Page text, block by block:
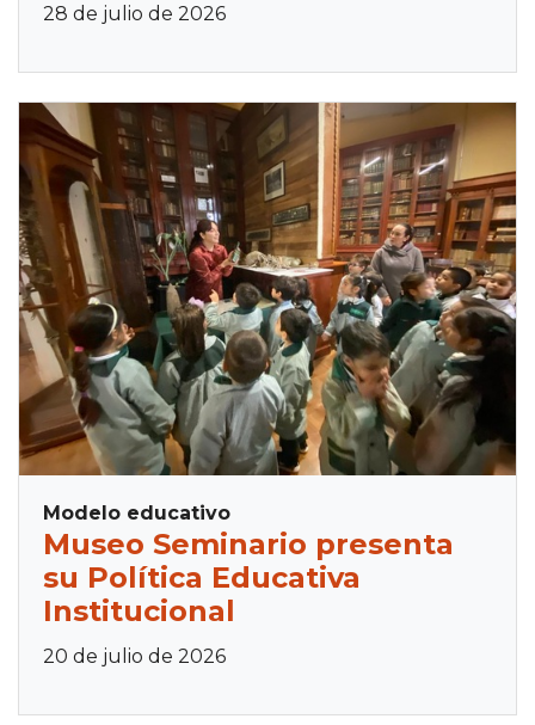
28 de julio de 2026
Modelo educativo
Museo Seminario presenta
su Política Educativa
Institucional
20 de julio de 2026